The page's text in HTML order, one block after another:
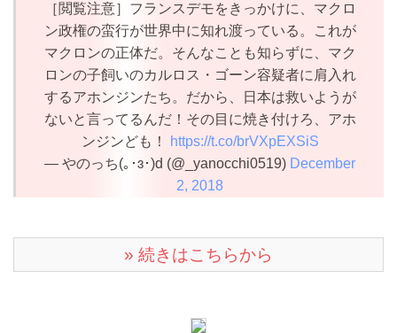
［閲覧注意］フランスデモをきっかけに、マクロ
ン政権の蛮行が世界中に知れ渡っている。これが
マクロンの正体だ。そんなことも知らずに、マク
ロンの子飼いのカルロス・ゴーン容疑者に肩入れ
するアホンジンたち。だから、日本は救いようが
ないと言ってるんだ！その目に焼き付けろ、アホ
ンジンども！
https://t.co/brVXpEXSiS
— やのっち(｡･ɜ･)d (@_yanocchi0519) December
2, 2018
» 続きはこちらから